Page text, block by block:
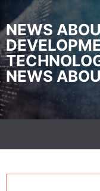
i
p
t
o
c
o
n
n
NEWS
NEWS